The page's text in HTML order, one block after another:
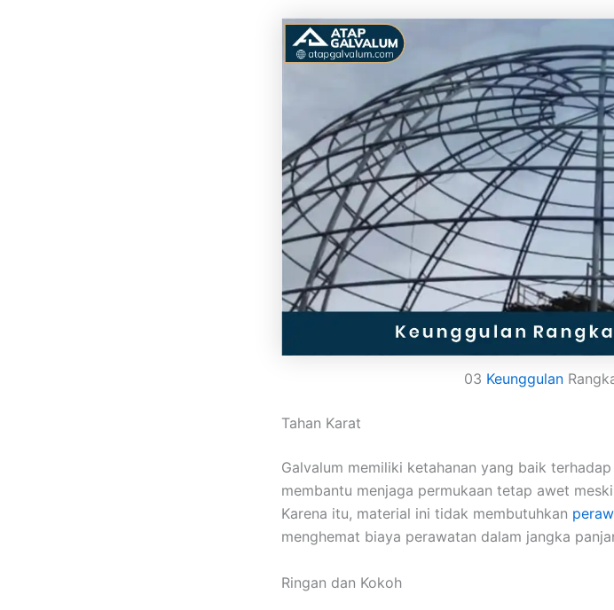
03 Keunggulan
Tahan Karat
Galvalum memiliki ketahanan yang baik
membantu menjaga permukaan tetap awet
Karena itu, material ini tidak membutuhkan
menghemat biaya perawatan dalam jangka
Ringan dan Kokoh